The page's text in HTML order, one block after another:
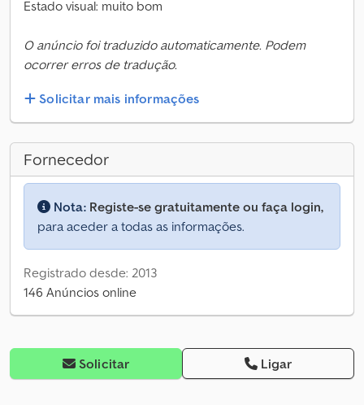
Estado visual: muito bom
O anúncio foi traduzido automaticamente. Podem
ocorrer erros de tradução.
Solicitar mais informações
Fornecedor
Nota: Registe-se gratuitamente ou faça login,
para aceder a todas as informações.
Registrado desde: 2013
146 Anúncios online
Solicitar Ligar